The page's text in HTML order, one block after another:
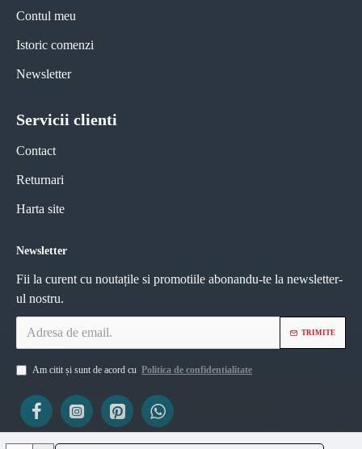
Contul meu
Istoric comenzi
Newsletter
Servicii clienti
Contact
Returnari
Harta site
Newsletter
Fii la curent cu noutațile si promotiile abonandu-te la newsletter-
ul nostru.
TRIMITE
Am citit și sunt de acord cu Politica de confidentialitate